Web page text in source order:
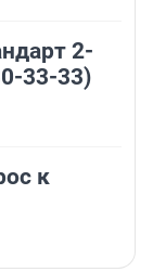
2-
33-33)
к